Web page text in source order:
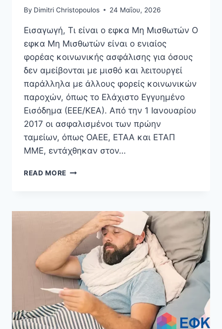
By Dimitri Christopoulos 24 Μαΐου, 2026
Εισαγωγή, Τι είναι ο εφκα Μη Μισθωτών Ο
εφκα Μη Μισθωτών είναι ο ενιαίος
φορέας κοινωνικής ασφάλισης για όσους
δεν αμείβονται με μισθό και λειτουργεί
παράλληλα με άλλους φορείς κοινωνικών
παροχών, όπως το Ελάχιστο Εγγυημένο
Εισόδημα (ΕΕΕ/ΚΕΑ). Από την 1 Ιανουαρίου
2017 οι ασφαλισμένοι των πρώην
ταμείων, όπως ΟΑΕΕ, ΕΤΑΑ και ΕΤΑΠ
ΜΜΕ, εντάχθηκαν στον…
READ MORE ΕΦΚΑ
ΕΙΣΦΟΡΈΣ,
ΕΙΔΟΠΟΙΗΤΉΡΙΑ
ΚΑΙ
ΡΥΘΜΊΣΕΙΣ